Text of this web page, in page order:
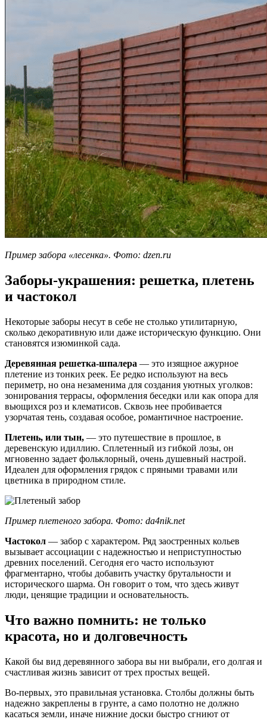
Пример забора «лесенка». Фото: dzen.ru
Заборы-украшения: решетка, плетень
и частокол
Некоторые заборы несут в себе не столько утилитарную,
сколько декоративную или даже историческую функцию. Они
становятся изюминкой сада.
Деревянная решетка-шпалера — это изящное ажурное
плетение из тонких реек. Ее редко используют на весь
периметр, но она незаменима для создания уютных уголков:
зонирования террасы, оформления беседки или как опора для
вьющихся роз и клематисов. Сквозь нее пробивается
узорчатая тень, создавая особое, романтичное настроение.
Плетень, или тын, — это путешествие в прошлое, в
деревенскую идиллию. Сплетенный из гибкой лозы, он
мгновенно задает фольклорный, очень душевный настрой.
Идеален для оформления грядок с пряными травами или
цветника в природном стиле.
Пример плетеного забора. Фото: da4nik.net
Частокол — забор с характером. Ряд заостренных кольев
вызывает ассоциации с надежностью и неприступностью
древних поселений. Сегодня его часто используют
фрагментарно, чтобы добавить участку брутальности и
исторического шарма. Он говорит о том, что здесь живут
люди, ценящие традиции и основательность.
Что важно помнить: не только
красота, но и долговечность
Какой бы вид деревянного забора вы ни выбрали, его долгая и
счастливая жизнь зависит от трех простых вещей.
Во-первых, это правильная установка. Столбы должны быть
надежно закреплены в грунте, а само полотно не должно
касаться земли, иначе нижние доски быстро сгниют от